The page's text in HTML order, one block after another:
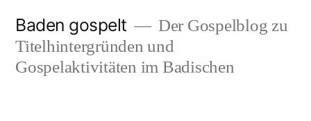
Inhalt
springen
Baden gospelt
Der Gospelblog zu
Titelhintergründen und
Gospelaktivitäten im Badischen